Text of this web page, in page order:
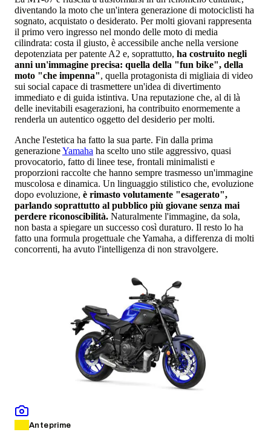
diventando la moto che un'intera generazione di motociclisti ha
sognato, acquistato o desiderato. Per molti giovani rappresenta
il primo vero ingresso nel mondo delle moto di media
cilindrata: costa il giusto, è accessibile anche nella versione
depotenziata per patente A2 e, soprattutto, ha costruito negli
anni un'immagine precisa: quella della "fun bike", della
moto "che impenna", quella protagonista di migliaia di video
sui social capace di trasmettere un'idea di divertimento
immediato e di guida istintiva. Una reputazione che, al di là
delle inevitabili esagerazioni, ha contribuito enormemente a
renderla un autentico oggetto del desiderio per molti.
Anche l'estetica ha fatto la sua parte. Fin dalla prima
generazioneYamaha ha scelto uno stile aggressivo, quasi
provocatorio, fatto di linee tese, frontali minimalisti e
proporzioni raccolte che hanno sempre trasmesso un'immagine
muscolosa e dinamica. Un linguaggio stilistico che, evoluzione
dopo evoluzione, è rimasto volutamente "esagerato",
parlando soprattutto al pubblico più giovane senza mai
perdere riconoscibilità. Naturalmente l'immagine, da sola,
non basta a spiegare un successo così duraturo. Il resto lo ha
fatto una formula progettuale che Yamaha, a differenza di molti
concorrenti, ha avuto l'intelligenza di non stravolgere.
Anteprime